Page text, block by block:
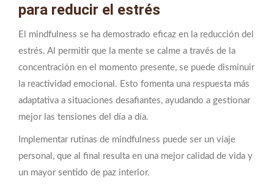
para reducir el estrés
El mindfulness se ha demostrado eficaz en la reducción del
estrés. Al permitir que la mente se calme a través de la
concentración en el momento presente, se puede disminuir
la reactividad emocional. Esto fomenta una respuesta más
adaptativa a situaciones desafiantes, ayudando a gestionar
mejor las tensiones del día a día.
Implementar rutinas de mindfulness puede ser un viaje
personal, que al final resulta en una mejor calidad de vida y
un mayor sentido de paz interior.